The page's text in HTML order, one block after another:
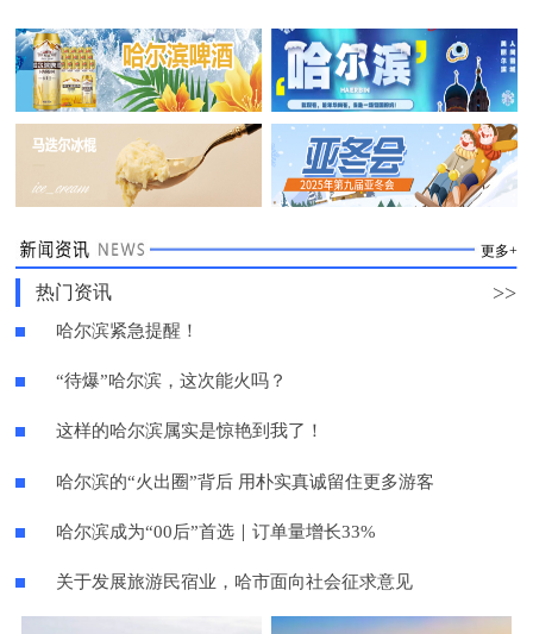
更多+
热门资讯 >>
哈尔滨紧急提醒！
“待爆”哈尔滨，这次能火吗？
这样的哈尔滨属实是惊艳到我了！
哈尔滨的“火出圈”背后 用朴实真诚留住更多游客
哈尔滨成为“00后”首选｜订单量增长33%
关于发展旅游民宿业，哈市面向社会征求意见